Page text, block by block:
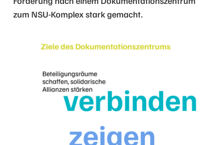
zum NSU-Komplex stark gemacht.